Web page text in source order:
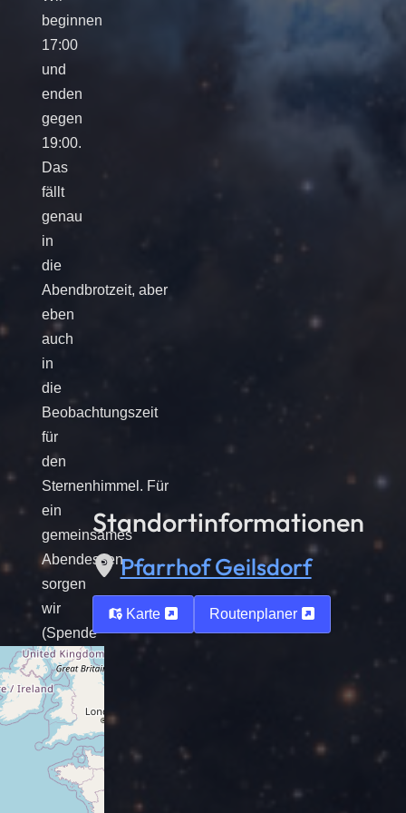
beginnen
17:00
und
enden
gegen
19:00.
Das
fällt
genau
in
die
Abendbrotzeit, aber
eben
auch
in
die
Beobachtungszeit
für
den
Sternenhimmel. Für
ein
gemeinsames
Abendessen
sorgen
wir
(Spende
erbeten).
Wir
freuen
uns
auf
Standortinformationen
Pfarrhof Geilsdorf
Karte Routenplaner